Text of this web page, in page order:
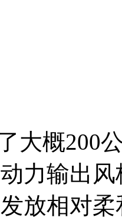
大概200
力输出
放相对